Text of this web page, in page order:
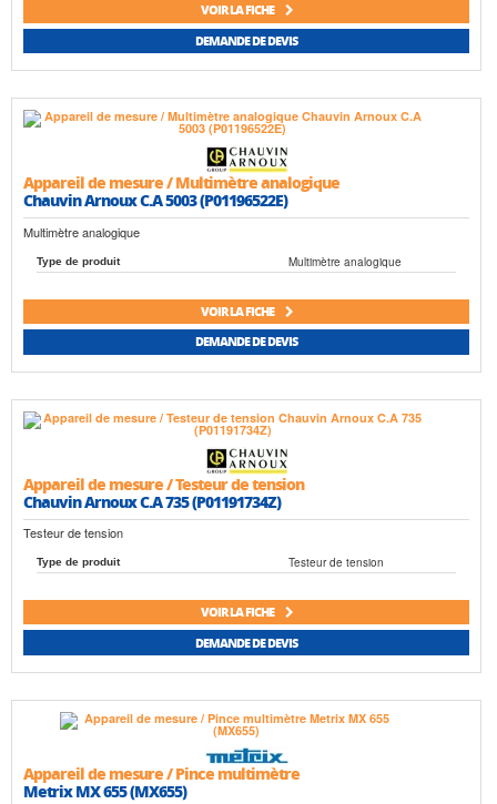
VOIR LA FICHE
DEMANDE DE DEVIS
Appareil de mesure / Multimètre analogique
Chauvin Arnoux C.A 5003 (P01196522E)
Multimètre analogique
Type de produit Multimètre analogique
VOIR LA FICHE
DEMANDE DE DEVIS
Appareil de mesure / Testeur de tension
Chauvin Arnoux C.A 735 (P01191734Z)
Testeur de tension
Type de produit Testeur de tension
VOIR LA FICHE
DEMANDE DE DEVIS
Appareil de mesure / Pince multimètre
Metrix MX 655 (MX655)